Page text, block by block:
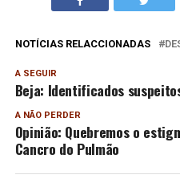
NOTÍCIAS RELACCIONADAS
A SEGUIR
Beja: Identificados
A NÃO PERDER
Opinião: Quebremos o
Cancro do Pulmão